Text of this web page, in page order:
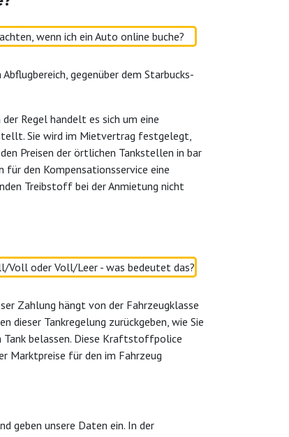
gegenüber dem Starbucks-
Regel handelt es sich um eine
Sie wird im Mietvertrag festgelegt,
Preisen der örtlichen Tankstellen in bar
für den Kompensationsservice eine
Treibstoff bei der Anmietung nicht
Zahlung hängt von der Fahrzeugklasse
dieser Tankregelung zurückgeben, wie Sie
belassen. Diese Kraftstoffpolice
Marktpreise für den im Fahrzeug
geben unsere Daten ein. In der